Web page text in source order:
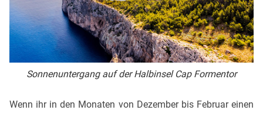
Sonnenuntergang auf der Halbinsel Cap Formentor
Wenn ihr in den Monaten von Dezember bis Februar einen